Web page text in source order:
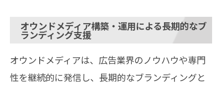
オウンドメディア構築・運用による長期的なブ
ランディング支援
オウンドメディアは、広告業界のノウハウや専門
性を継続的に発信し、長期的なブランディングと